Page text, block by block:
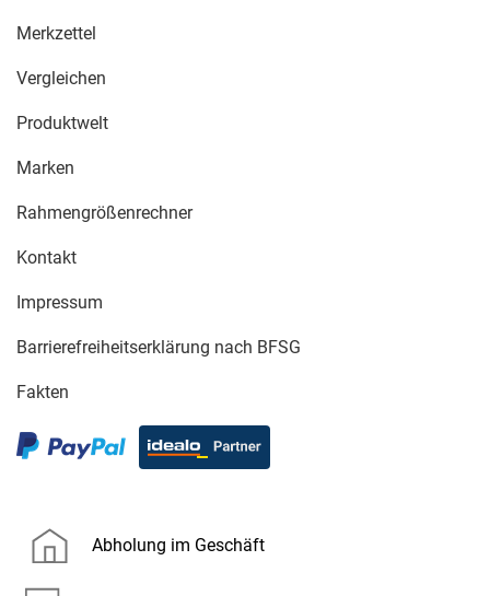
Merkzettel
Vergleichen
Produktwelt
Marken
Rahmengrößenrechner
Kontakt
Impressum
Barrierefreiheitserklärung nach BFSG
Fakten
Abholung im Geschäft